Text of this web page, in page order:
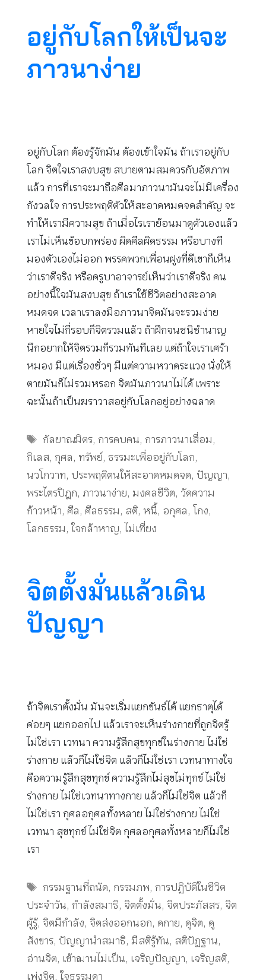
อยู่กับโลกให้เป็นจะ
ภาวนาง่าย
อยู่กับโลก ต้องรู้จักมัน ต้องเข้าใจมัน ถ้าเราอยู่กับ
โลก จิตใจเราสงบสุข สบายตามสมควรกับอัตภาพ
แล้ว การที่เราจะมาถือศีลมาภาวนามันจะไม่มีเครื่อง
กังวลใจ การประพฤติตัวให้สะอาดหมดจดสำคัญ จะ
ทำให้เรามีความสุข ถ้าเมื่อไรเราย้อนมาดูตัวเองแล้ว
เราไม่เห็นข้อบกพร่อง ผิดศีลผิดธรรม หรือบางที
มองตัวเองไม่ออก พรรคพวกเพื่อนฝูงที่ดีเขาก็เห็น
ว่าเราดีจริง หรือครูบาอาจารย์เห็นว่าเราดีจริง คน
อย่างนี้ใจมันสงบสุข ถ้าเราใช้ชีวิตอย่างสะอาด
หมดจด เวลาเราลงมือภาวนาจิตมันจะรวมง่าย
หายใจไม่กี่รอบก็จิตรวมแล้ว ถ้าฝึกจนชนิชํานาญ
นึกอยากให้จิตรวมก็รวมทันทีเลย แต่ถ้าใจเราเศร้า
หมอง มีแต่เรื่องชั่วๆ มีแต่ความหวาดระแวง นั่งให้
ตายมันก็ไม่รวมหรอก จิตมันภาวนาไม่ได้ เพราะ
ฉะนั้นถ้าเป็นฆราวาสอยู่กับโลกอยู่อย่างฉลาด
Tags
กัลยาณมิตร, การคบคน, การภาวนาเสื่อม,
กิเลส, กุศล, ทรัพย์, ธรรมะเพื่ออยู่กับโลก,
นวโกวาท, ประพฤติตนให้สะอาดหมดจด, ปัญญา,
พระไตรปิฎก, ภาวนาง่าย, มงคลชีวิต, วัดความ
ก้าวหน้า, ศีล, ศีลธรรม, สติ, หนี้, อกุศล, โกง,
โลกธรรม, ใจกล้าหาญ, ไม่เที่ยง
จิตตั้งมั่นแล้วเดิน
ปัญญา
ถ้าจิตเราตั้งมั่น มันจะเริ่มแยกขันธ์ได้ แยกธาตุได้
ค่อยๆ แยกออกไป แล้วเราจะเห็นร่างกายที่ถูกจิตรู้
ไม่ใช่เรา เวทนา ความรู้สึกสุขทุกข์ในร่างกาย ไม่ใช่
ร่างกาย แล้วก็ไม่ใช่จิต แล้วก็ไม่ใช่เรา เวทนาทางใจ
คือความรู้สึกสุขทุกข์ ความรู้สึกไม่สุขไม่ทุกข์ ไม่ใช่
ร่างกาย ไม่ใช่เวทนาทางกาย แล้วก็ไม่ใช่จิต แล้วก็
ไม่ใช่เรา กุศลอกุศลทั้งหลาย ไม่ใช่ร่างกาย ไม่ใช่
เวทนา สุขทุกข์ ไม่ใช่จิต กุศลอกุศลทั้งหลายก็ไม่ใช่
เรา
Tags
กรรมฐานที่ถนัด, กรรมภพ, การปฏิบัติในชีวิต
ประจำวัน, กำลังสมาธิ, จิตตั้งมั่น, จิตประภัสสร, จิต
ผู้รู้, จิตมีกำลัง, จิตส่งออกนอก, ดกาย, ดูจิต, ดู
สังขาร, ปัญญานำสมาธิ, มีสติรู้ทัน, สติปัฏฐาน,
อ่านจิต, เข้าฌานไม่เป็น, เจริญปัญญา, เจริญสติ,
เพ่งจิต, ใจธรรมดา